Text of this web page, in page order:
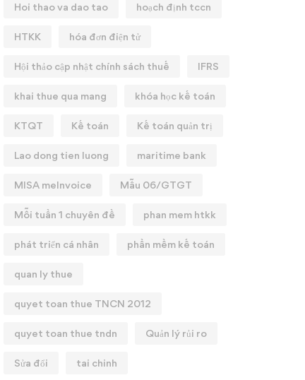
Hoi thao va dao tao hoạch định tccn
HTKK hóa đơn điện tử
Hội thảo cập nhật chính sách thuế IFRS
khai thue qua mang khóa học kế toán
KTQT Kế toán Kế toán quản trị
Lao dong tien luong maritime bank
MISA meInvoice Mẫu 06/GTGT
Mỗi tuần 1 chuyên đề phan mem htkk
phát triển cá nhân phần mềm kế toán
quan ly thue
quyet toan thue TNCN 2012
quyet toan thue tndn Quản lý rủi ro
Sửa đổi tai chinh